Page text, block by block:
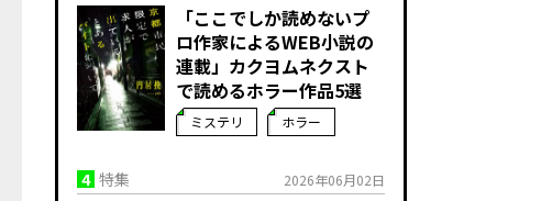
「ここでしか読めないプ
ロ作家によるWEB小説の
連載」――カクヨムネクスト
で読めるホラー作品5選
ミステリ ホラー
4 特集 2026年06月02日